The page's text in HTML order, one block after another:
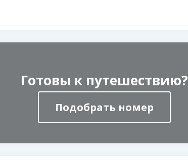
Готовы к путешествию?
Подобрать номер